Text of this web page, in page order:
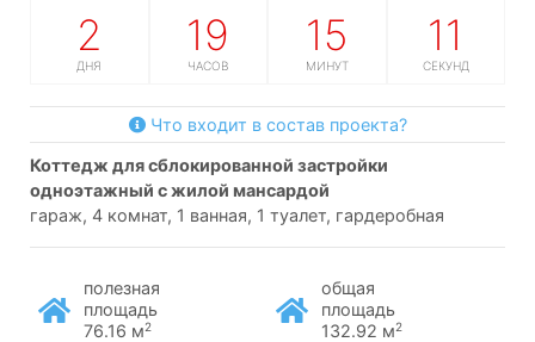
2
ДНЯ
19
ЧАСОВ
15
МИНУТ
10
СЕКУНД
Что входит в состав проекта?
коттедж для сблокированной застройки
одноэтажный с жилой мансардой
гараж, 4 комнат, 1 ванная, 1 туалет, гардеробная
полезная
площадь
76.16 м2
общая
площадь
132.92 м2